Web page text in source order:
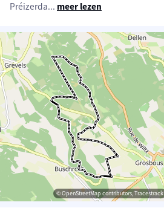
Préizerda... meer lezen
© OpenStreetMap contributors, Tracestrack